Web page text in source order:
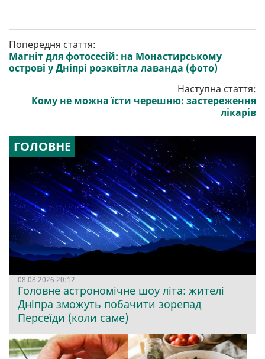
Попередня стаття:
Магніт для фотосесій: на Монастирському
острові у Дніпрі розквітла лаванда (фото)
Наступна стаття:
Кому не можна їсти черешню: застереження
лікарів
ГОЛОВНЕ
08.08.2026 20:12
Головне астрономічне шоу літа: жителі
Дніпра зможуть побачити зорепад
Персеїди (коли саме)